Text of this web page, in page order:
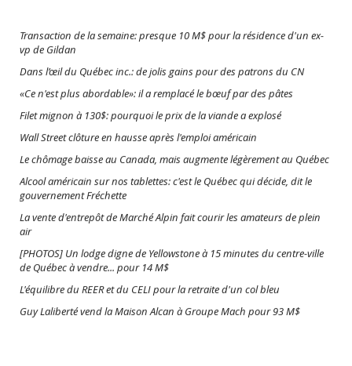
Jordan Staal présente la Coupe Stanley à Thunder Bay
Transaction de la semaine: presque 10 M$ pour la résidence d'un ex-
vp de Gildan
Dans l’œil du Québec inc.: de jolis gains pour des patrons du CN
«Ce n'est plus abordable»: il a remplacé le bœuf par des pâtes
Filet mignon à 130$: pourquoi le prix de la viande a explosé
Wall Street clôture en hausse après l'emploi américain
Le chômage baisse au Canada, mais augmente légèrement au Québec
Alcool américain sur nos tablettes: c'est le Québec qui décide, dit le
gouvernement Fréchette
La vente d'entrepôt de Marché Alpin fait courir les amateurs de plein
air
[PHOTOS] Un lodge digne de Yellowstone à 15 minutes du centre-ville
de Québec à vendre... pour 14 M$
L'équilibre du REER et du CELI pour la retraite d'un col bleu
Guy Laliberté vend la Maison Alcan à Groupe Mach pour 93 M$